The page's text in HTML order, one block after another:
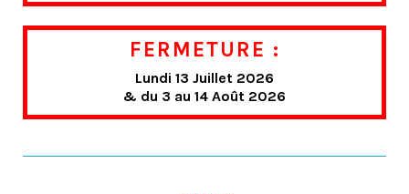
FERMETURE :
Lundi 13 Juillet 2026
& du 3 au 14 Août 2026